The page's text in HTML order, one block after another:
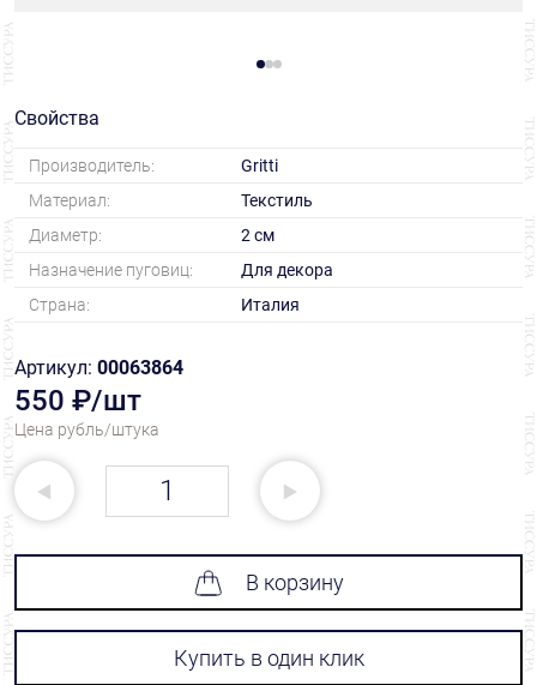
Свойства
Производитель:
Gritti
Материал:
Текстиль
Диаметр:
2 см
Назначение пуговиц:
Для декора
Страна:
Италия
Артикул: 00063864
550 ₽/шт
Цена рубль/штука
В корзину
Купить в один клик